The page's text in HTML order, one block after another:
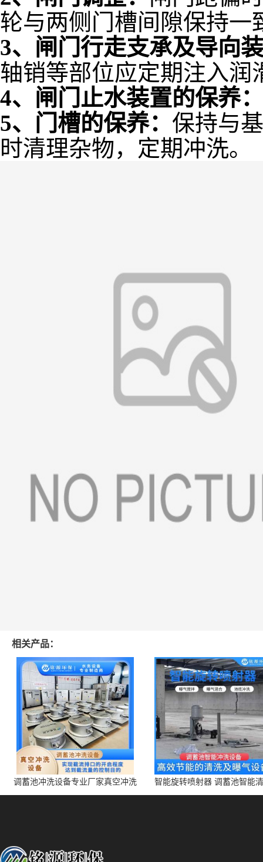
轮与两侧门槽间隙保持一
3、闸门行走支承及导向
轴销等部位应定期注入润
4、闸门止水装置的保养：
5、门槽的保养： 保持与
时清理杂物，定期冲洗。
相关产品：
调蓄池冲洗设备专业厂家真空冲洗
装置厂家青岛铭源环保减少堵塞设
智能旋转喷射器 调蓄池智能
点对点面对面旋转清洗